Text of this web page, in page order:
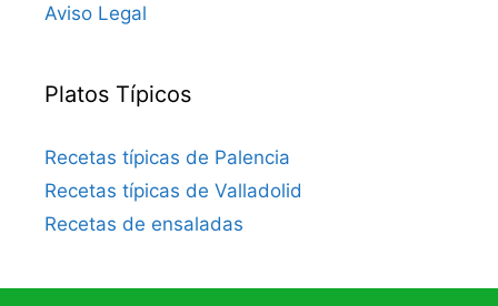
Aviso Legal
Platos Típicos
Recetas típicas de Palencia
Recetas típicas de Valladolid
Recetas de ensaladas